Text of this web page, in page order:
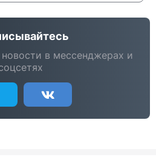
в мессенджерах и